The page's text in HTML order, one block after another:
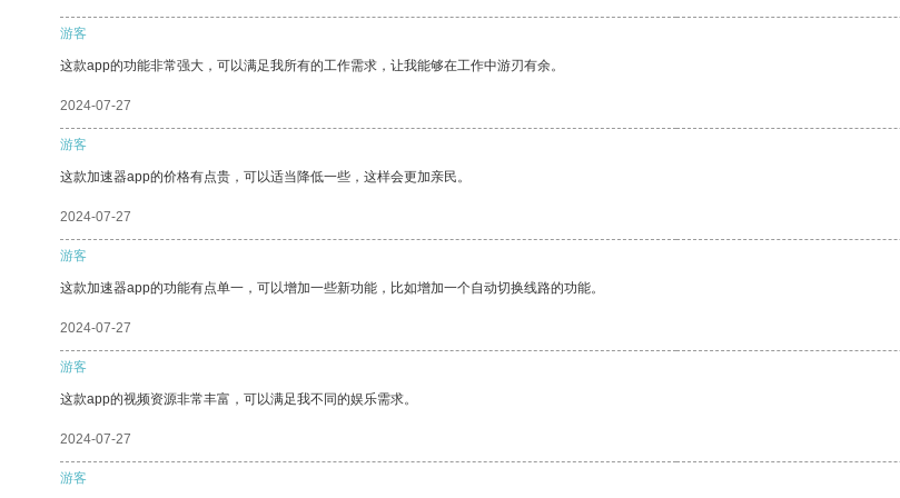
游客
这款app的功能非常强大，可以满足我所有的工作需求，让我能够在工作中游刃有余。
2024-07-27
游客
这款加速器app的价格有点贵，可以适当降低一些，这样会更加亲民。
2024-07-27
游客
这款加速器app的功能有点单一，可以增加一些新功能，比如增加一个自动切换线路的功能。
2024-07-27
游客
这款app的视频资源非常丰富，可以满足我不同的娱乐需求。
2024-07-27
游客